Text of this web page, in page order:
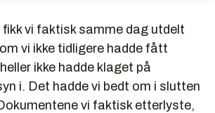
vi faktisk samme dag utdelt
vi ikke tidligere hadde fått
ikke hadde klaget på
i. Det hadde vi bedt om i slutten
vi faktisk etterlyste,